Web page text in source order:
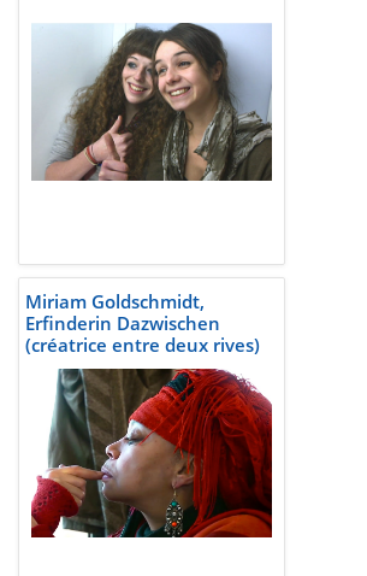
Miriam Goldschmidt,
Erfinderin Dazwischen
(créatrice entre deux rives)